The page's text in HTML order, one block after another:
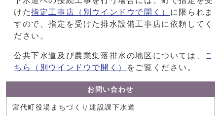
けた指定工事店（別ウインドウで開く） に限られま
すので、指定を受けた排水設備工事店に依頼してく
ださい。
公共下水道及び農業集落排水の地区については、
こ
ちら
（別ウインドウで開く） をご覧ください。
お問い合わせ
宮代町役場まちづくり建設課下水道